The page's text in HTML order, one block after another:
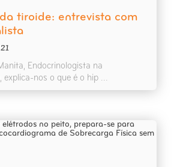
tiroide: entrevista com
Endocrinologista na
explica-nos o que é o hip ...